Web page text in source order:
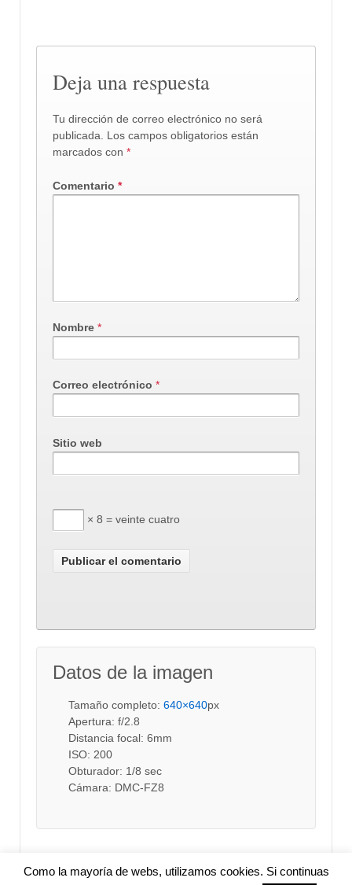
Deja una respuesta
Tu dirección de correo electrónico no será
publicada.
Los campos obligatorios están
marcados con *
Comentario *
Nombre *
Correo electrónico *
Sitio web
× 8 = veinte cuatro
Datos de la imagen
Tamaño completo: 640×640px
Apertura: f/2.8
Distancia focal: 6mm
ISO: 200
Obturador: 1/8 sec
Cámara: DMC-FZ8
Como la mayoría de webs, utilizamos cookies. Si continuas